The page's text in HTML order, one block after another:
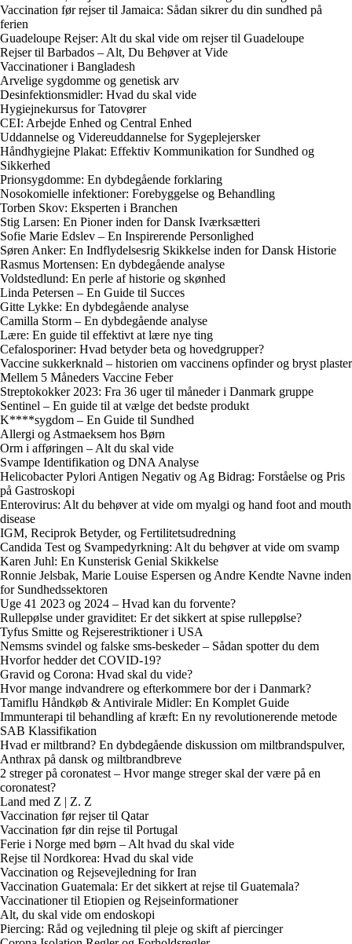
Vaccination før rejser til Jamaica: Sådan sikrer du din sundhed på
ferien
Guadeloupe Rejser: Alt du skal vide om rejser til Guadeloupe
Rejser til Barbados – Alt, Du Behøver at Vide
Vaccinationer i Bangladesh
Arvelige sygdomme og genetisk arv
Desinfektionsmidler: Hvad du skal vide
Hygiejnekursus for Tatovører
CEI: Arbejde Enhed og Central Enhed
Uddannelse og Videreuddannelse for Sygeplejersker
Håndhygiejne Plakat: Effektiv Kommunikation for Sundhed og
Sikkerhed
Prionsygdomme: En dybdegående forklaring
Nosokomielle infektioner: Forebyggelse og Behandling
Torben Skov: Eksperten i Branchen
Stig Larsen: En Pioner inden for Dansk Iværksætteri
Sofie Marie Edslev – En Inspirerende Personlighed
Søren Anker: En Indflydelsesrig Skikkelse inden for Dansk Historie
Rasmus Mortensen: En dybdegående analyse
Voldstedlund: En perle af historie og skønhed
Linda Petersen – En Guide til Succes
Gitte Lykke: En dybdegående analyse
Camilla Storm – En dybdegående analyse
Lære: En guide til effektivt at lære nye ting
Cefalosporiner: Hvad betyder beta og hovedgrupper?
Vaccine sukkerknald – historien om vaccinens opfinder og bryst plaster
Mellem 5 Måneders Vaccine Feber
Streptokokker 2023: Fra 36 uger til måneder i Danmark gruppe
Sentinel – En guide til at vælge det bedste produkt
K****sygdom – En Guide til Sundhed
Allergi og Astmaeksem hos Børn
Orm i afføringen – Alt du skal vide
Svampe Identifikation og DNA Analyse
Helicobacter Pylori Antigen Negativ og Ag Bidrag: Forståelse og Pris
på Gastroskopi
Enterovirus: Alt du behøver at vide om myalgi og hand foot and mouth
disease
IGM, Reciprok Betyder, og Fertilitetsudredning
Candida Test og Svampedyrkning: Alt du behøver at vide om svamp
Karen Juhl: En Kunsterisk Genial Skikkelse
Ronnie Jelsbak, Marie Louise Espersen og Andre Kendte Navne inden
for Sundhedssektoren
Uge 41 2023 og 2024 – Hvad kan du forvente?
Rullepølse under graviditet: Er det sikkert at spise rullepølse?
Tyfus Smitte og Rejserestriktioner i USA
Nemsms svindel og falske sms-beskeder – Sådan spotter du dem
Hvorfor hedder det COVID-19?
Gravid og Corona: Hvad skal du vide?
Hvor mange indvandrere og efterkommere bor der i Danmark?
Tamiflu Håndkøb & Antivirale Midler: En Komplet Guide
Immunterapi til behandling af kræft: En ny revolutionerende metode
SAB Klassifikation
Hvad er miltbrand? En dybdegående diskussion om miltbrandspulver,
Anthrax på dansk og miltbrandbreve
2 streger på coronatest – Hvor mange streger skal der være på en
coronatest?
Land med Z | Z. Z
Vaccination før rejser til Qatar
Vaccination før din rejse til Portugal
Ferie i Norge med børn – Alt hvad du skal vide
Rejse til Nordkorea: Hvad du skal vide
Vaccination og Rejsevejledning for Iran
Vaccination Guatemala: Er det sikkert at rejse til Guatemala?
Vaccinationer til Etiopien og Rejseinformationer
Alt, du skal vide om endoskopi
Piercing: Råd og vejledning til pleje og skift af piercinger